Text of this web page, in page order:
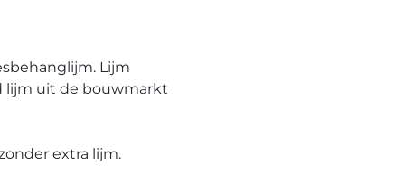
Lijm
lijm uit de bouwmarkt
extra lijm.